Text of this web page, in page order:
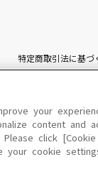
特定商取引法に基づ
このサイトに掲載
your
content and
click [Cookie
your cookie